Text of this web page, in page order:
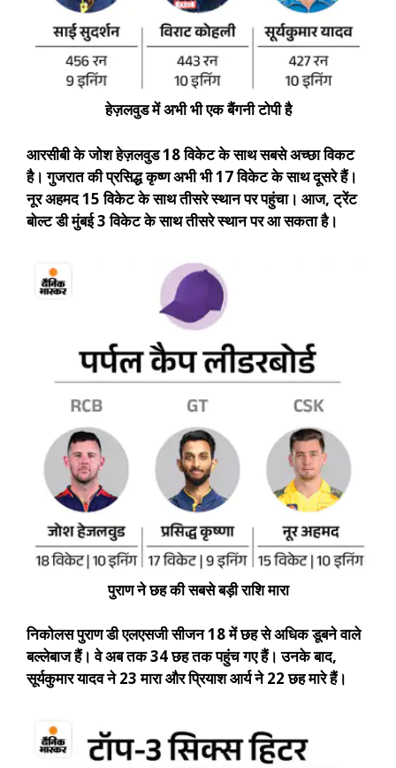
हेज़लवुड में अभी भी एक बैंगनी टोपी है
आरसीबी के जोश हेज़लवुड 18 विकेट के साथ सबसे अच्छा विकट
है। गुजरात की प्रसिद्ध कृष्ण अभी भी 17 विकेट के साथ दूसरे हैं।
नूर अहमद 15 विकेट के साथ तीसरे स्थान पर पहुंचा। आज, ट्रेंट
बोल्ट डी मुंबई 3 विकेट के साथ तीसरे स्थान पर आ सकता है।
पुराण ने छह की सबसे बड़ी राशि मारा
निकोलस पुराण डी एलएसजी सीजन 18 में छह से अधिक डूबने वाले
बल्लेबाज हैं। वे अब तक 34 छह तक पहुंच गए हैं। उनके बाद,
सूर्यकुमार यादव ने 23 मारा और प्रियाश आर्य ने 22 छह मारे हैं।